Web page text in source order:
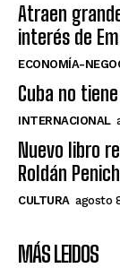
Atraen
interés de
ECONOMÍA-
Cuba no
INTERNACIONAL
Nuevo libro
Roldán
CULTURA agosto
MÁS LEIDOS